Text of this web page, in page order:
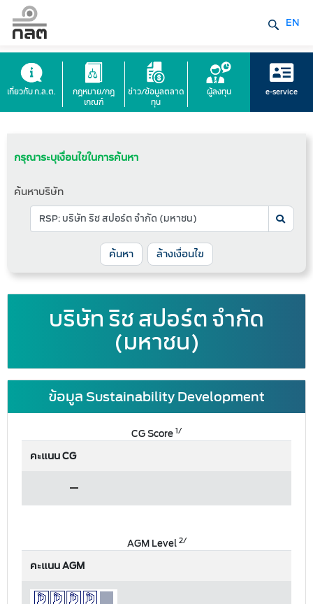
EN
เกี่ยวกับ ก.ล.ต.
กฎหมาย/กฎ
เกณฑ์
ข่าว/ข้อมูลตลาด
ทุน
ผู้ลงทุน e-service
กรุณาระบุเงื่อนไขในการค้นหา
ค้นหาบริษัท
ล้างเงื่อนไข
บริษัท ริช สปอร์ต จำกัด
(มหาชน)
ข้อมูล Sustainability Development
CG Score1/
คะแนน CG
AGM Level2/
คะแนน AGM